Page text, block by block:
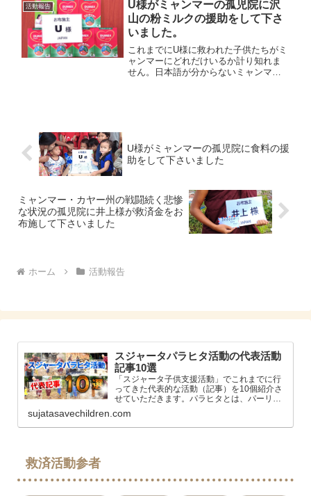
す。
活動報告
U様がミャンマーの孤児院に沢
山の粉ミルクの援助をして下さ
いました。
これまでにU様に救われた子供たちがミ
ャンマーにどれだけいるか計り知れま
せん。日本語が分からないミャンマー
U様がミャンマーの孤児院に食料の援
助をして下さいました
ミャンマー・カヤー州の戦闘続く悲惨
な状況の孤児院に井上様が救済金をお
布施して下さいました
ホーム 活動報告
スジャータパラヒタ活動の代表活動
記事10選
「スジャータ子供支援活動」でこれまでに行
ってきた代表的な活動（記事）を10個紹介さ
せていただきます。パラヒタとは、パーリ語,
他」というニュアンスの意味になります。ス
ジャータはらだ（原田英次）孤児救済活動
sujatasavechildren.com
救済活動参者